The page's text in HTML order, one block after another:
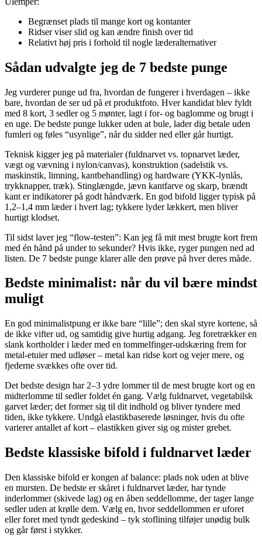
Begrænset plads til mange kort og kontanter
Ridser viser slid og kan ændre finish over tid
Relativt høj pris i forhold til nogle læderalternativer
Sådan udvalgte jeg de 7 bedste punge
Jeg vurderer punge ud fra, hvordan de fungerer i hverdagen – ikke
bare, hvordan de ser ud på et produktfoto. Hver kandidat blev fyldt
med 8 kort, 3 sedler og 5 mønter, lagt i for- og baglomme og brugt i
en uge. De bedste punge lukker uden at bule, lader dig betale uden
fumleri og føles “usynlige”, når du sidder ned eller går hurtigt.
Teknisk kigger jeg på materialer (fuldnarvet vs. topnarvet læder,
vægt og vævning i nylon/canvas), konstruktion (sadelstik vs.
maskinstik, limning, kantbehandling) og hardware (YKK-lynlås,
trykknapper, træk). Stinglængde, jævn kantfarve og skarp, brændt
kant er indikatorer på godt håndværk. En god bifold ligger typisk på
1,2–1,4 mm læder i hvert lag; tykkere lyder lækkert, men bliver
hurtigt klodset.
Til sidst laver jeg “flow-testen”: Kan jeg få mit mest brugte kort frem
med én hånd på under to sekunder? Hvis ikke, ryger pungen ned ad
listen. De 7 bedste punge klarer alle den prøve på hver deres måde.
Bedste minimalist: når du vil bære mindst
muligt
En god minimalistpung er ikke bare “lille”; den skal styre kortene, så
de ikke vifter ud, og samtidig give hurtig adgang. Jeg foretrækker en
slank kortholder i læder med en tommelfinger-udskæring frem for
metal-etuier med udløser – metal kan ridse kort og vejer mere, og
fjederne svækkes ofte over tid.
Det bedste design har 2–3 ydre lommer til de mest brugte kort og en
midterlomme til sedler foldet én gang. Vælg fuldnarvet, vegetabilsk
garvet læder; det former sig til dit indhold og bliver tyndere med
tiden, ikke tykkere. Undgå elastikbaserede løsninger, hvis du ofte
varierer antallet af kort – elastikken giver sig og mister grebet.
Bedste klassiske bifold i fuldnarvet læder
Den klassiske bifold er kongen af balance: plads nok uden at blive
en mursten. De bedste er skåret i fuldnarvet læder, har tynde
inderlommer (skivede lag) og en åben seddellomme, der tager lange
sedler uden at krølle dem. Vælg en, hvor seddellommen er uforet
eller foret med tyndt gedeskind – tyk stoflining tilføjer unødig bulk
og går først i stykker.